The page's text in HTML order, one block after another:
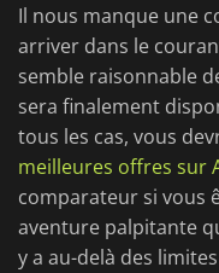
Il nous manque une
arriver dans le
semble raisonnable
sera finalement
tous les cas, vous
meilleures offres sur
comparateur si vous
aventure palpitante
y a au-delà des